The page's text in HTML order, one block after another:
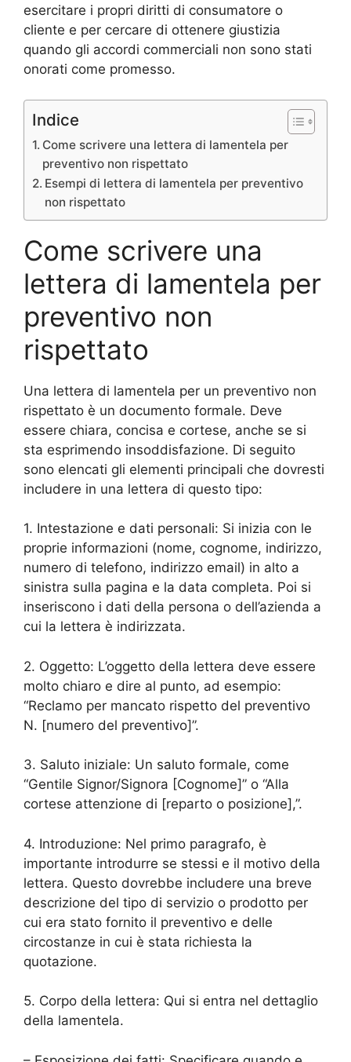
esercitare i propri diritti di consumatore o
cliente e per cercare di ottenere giustizia
quando gli accordi commerciali non sono stati
onorati come promesso.
Indice
Come scrivere una lettera di lamentela per
preventivo non rispettato
Esempi di lettera di lamentela per preventivo
non rispettato
Come scrivere una
lettera di lamentela per
preventivo non
rispettato
Una lettera di lamentela per un preventivo non
rispettato è un documento formale. Deve
essere chiara, concisa e cortese, anche se si
sta esprimendo insoddisfazione. Di seguito
sono elencati gli elementi principali che dovresti
includere in una lettera di questo tipo:
1. Intestazione e dati personali: Si inizia con le
proprie informazioni (nome, cognome, indirizzo,
numero di telefono, indirizzo email) in alto a
sinistra sulla pagina e la data completa. Poi si
inseriscono i dati della persona o dell’azienda a
cui la lettera è indirizzata.
2. Oggetto: L’oggetto della lettera deve essere
molto chiaro e dire al punto, ad esempio:
“Reclamo per mancato rispetto del preventivo
N. [numero del preventivo]”.
3. Saluto iniziale: Un saluto formale, come
“Gentile Signor/Signora [Cognome]” o “Alla
cortese attenzione di [reparto o posizione],”.
4. Introduzione: Nel primo paragrafo, è
importante introdurre se stessi e il motivo della
lettera. Questo dovrebbe includere una breve
descrizione del tipo di servizio o prodotto per
cui era stato fornito il preventivo e delle
circostanze in cui è stata richiesta la
quotazione.
5. Corpo della lettera: Qui si entra nel dettaglio
della lamentela.